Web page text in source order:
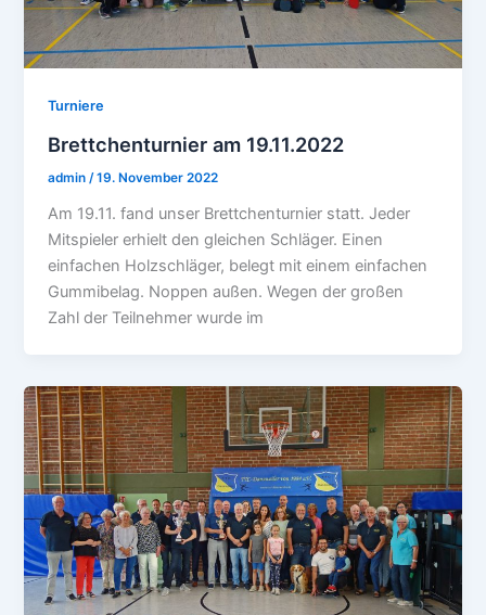
Turniere
Brettchenturnier am 19.11.2022
admin/19. November 2022
Am 19.11. fand unser Brettchenturnier statt. Jeder
Mitspieler erhielt den gleichen Schläger. Einen
einfachen Holzschläger, belegt mit einem einfachen
Gummibelag. Noppen außen. Wegen der großen
Zahl der Teilnehmer wurde im